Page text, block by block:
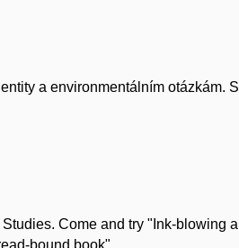
a environmentálním otázkám.
Come and try "Ink-blowing